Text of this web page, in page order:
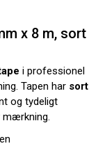
x 8 m, sort
i professionel
Tapen har sort
og tydeligt
mærkning.